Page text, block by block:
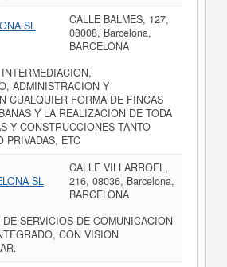
SL
CALLE BALMES, 127,
08008, Barcelona,
BARCELONA
ADMINISTRACION Y
CUALQUIER FORMA DE FINCAS
Y LA REALIZACION DE TODA
Y CONSTRUCCIONES TANTO
PRIVADAS, ETC
SL
CALLE VILLARROEL,
216, 08036, Barcelona,
BARCELONA
SERVICIOS DE COMUNICACION
CON VISION